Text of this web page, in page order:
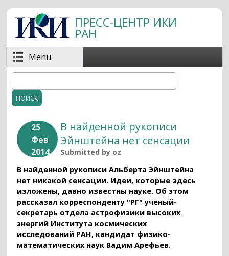
Перейти к основному содержанию
ПРЕСС-ЦЕНТР ИКИ
РАН
Menu
Форма поиска
25
Фев
2014
В найденной рукописи
Эйнштейна нет сенсации
Submitted by oz
В найденной рукописи Альберта Эйнштейна
нет никакой сенсации. Идеи, которые здесь
изложены, давно известны науке. Об этом
рассказал корреспонденту "РГ" ученый-
секретарь отдела астрофизики высоких
энергий Института космических
исследований РАН, кандидат физико-
математических наук Вадим Арефьев.